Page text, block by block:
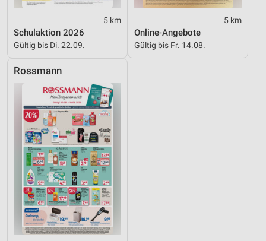
5 km
Schulaktion 2026
Gültig bis Di. 22.09.
5 km
Online-Angebote
Gültig bis Fr. 14.08.
Rossmann